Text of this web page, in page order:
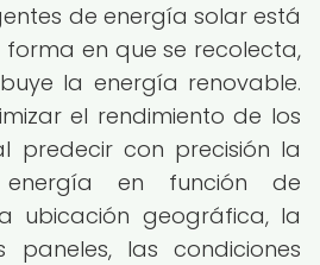
de energía solar está
en que se recolecta,
la energía renovable.
el rendimiento de los
predecir con precisión la
en función de
ubicación geográfica, la
paneles, las condiciones